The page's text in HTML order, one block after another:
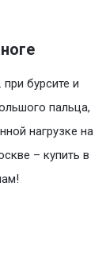
бурсите и
пальца,
нагрузке на
– купить в